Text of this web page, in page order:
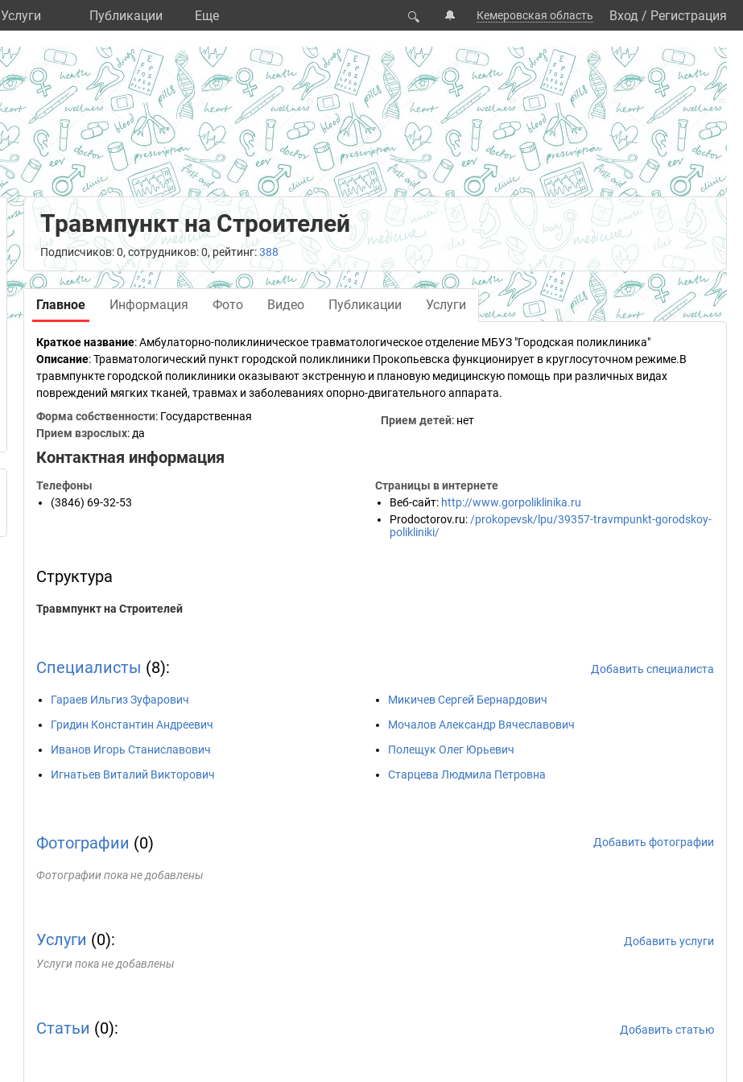
Услуги Публикации Eще 🔍 🔔 Кемеровская область Вход / Регистрация
Травмпункт на Строителей
Подписчиков: 0, сотрудников: 0, рейтинг:388
Главное Информация Фото Видео Публикации Услуги
Краткое название:Амбулаторно-поликлиническое травматологическое отделение МБУЗ "Городская поликлиника"
Описание: Травматологический пункт городской поликлиники Прокопьевска функционирует в круглосуточном режиме.В
травмпункте городской поликлиники оказывают экстренную и плановую медицинскую помощь при различных видах
повреждений мягких тканей, травмах и заболеваниях опорно-двигательного аппарата.
Форма собственности: Государственная
Прием взрослых: да
Прием детей: нет
Контактная информация
Телефоны
(3846) 69-32-53
Страницы в интернете
Веб-сайт: http://www.gorpoliklinika.ru
Prodoctorov.ru: /prokopevsk/lpu/39357-travmpunkt-gorodskoy-
polikliniki/
Структура
Травмпункт на Строителей
Специалисты (8): Добавить специалиста
Гараев Ильгиз Зуфарович
Гридин Константин Андреевич
Иванов Игорь Станиславович
Игнатьев Виталий Викторович
Микичев Сергей Бернардович
Мочалов Александр Вячеславович
Полещук Олег Юрьевич
Старцева Людмила Петровна
Фотографии (0) Добавить фотографии
Фотографии пока не добавлены
Услуги (0):
Добавить услуги
Услуги пока не добавлены
Статьи (0): Добавить статью